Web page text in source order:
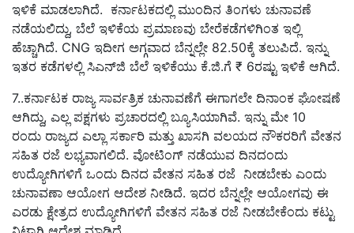
ಇಳಿಕೆ ಮಾಡಲಾಗಿದೆ. ಕರ್ನಾಟಕದಲ್ಲಿ ಮುಂದಿನ ತಿಂಗಳು ಚುನಾವಣೆ
ನಡೆಯಲಿದ್ದು, ಬೆಲೆ ಇಳಿಕೆಯ ಪ್ರಮಾಣವು ಬೇರೆಕಡೆಗಳಿಗಿಂತ ಇಲ್ಲಿ
ಹೆಚ್ಚಾಗಿದೆ. CNG ಇದೀಗ ಅಗ್ಗವಾದ ಬೆನ್ನಲ್ಲೇ 82.50ಕ್ಕೆ ತಲುಪಿದೆ. ಇನ್ನು
ಇತರ ಕಡೆಗಳಲ್ಲಿ ಸಿಎನ್‌ಜಿ ಬೆಲೆ ಇಳಿಕೆಯು ಕೆ.ಜಿ.ಗೆ ₹ 6ರಷ್ಟು ಇಳಿಕೆ ಆಗಿದೆ.
7..ಕರ್ನಾಟಕ ರಾಜ್ಯ ಸಾರ್ವತ್ರಿಕ ಚುನಾವಣೆಗೆ ಈಗಾಗಲೇ ದಿನಾಂಕ ಘೋಷಣೆ
ಆಗಿದ್ದು, ಎಲ್ಲ ಪಕ್ಷಗಳು ಪ್ರಚಾರದಲ್ಲಿ ಬ್ಯೂಸಿಯಾಗಿವೆ. ಇನ್ನು ಮೇ 10
ರಂದು ರಾಜ್ಯದ ಎಲ್ಲಾ ಸರ್ಕಾರಿ ಮತ್ತು ಖಾಸಗಿ ವಲಯದ ನೌಕರರಿಗೆ ವೇತನ
ಸಹಿತ ರಜೆ ಲಭ್ಯವಾಗಲಿದೆ. ವೋಟಿಂಗ್‌ ನಡೆಯುವ ದಿನದಂದು
ಉದ್ಯೋಗಿಗಳಿಗೆ ಒಂದು ದಿನದ ವೇತನ ಸಹಿತ ರಜೆ ನೀಡಬೇಕು ಎಂದು
ಚುನಾವಣಾ ಆಯೋಗ ಆದೇಶ ನೀಡಿದೆ. ಇದರ ಬೆನ್ನಲ್ಲೇ ಆಯೋಗವು ಈ
ಎರಡು ಕ್ಷೇತ್ರದ ಉದ್ಯೋಗಿಗಳಿಗೆ ವೇತನ ಸಹಿತ ರಜೆ ನೀಡಬೇಕೆಂದು ಕಟ್ಟು